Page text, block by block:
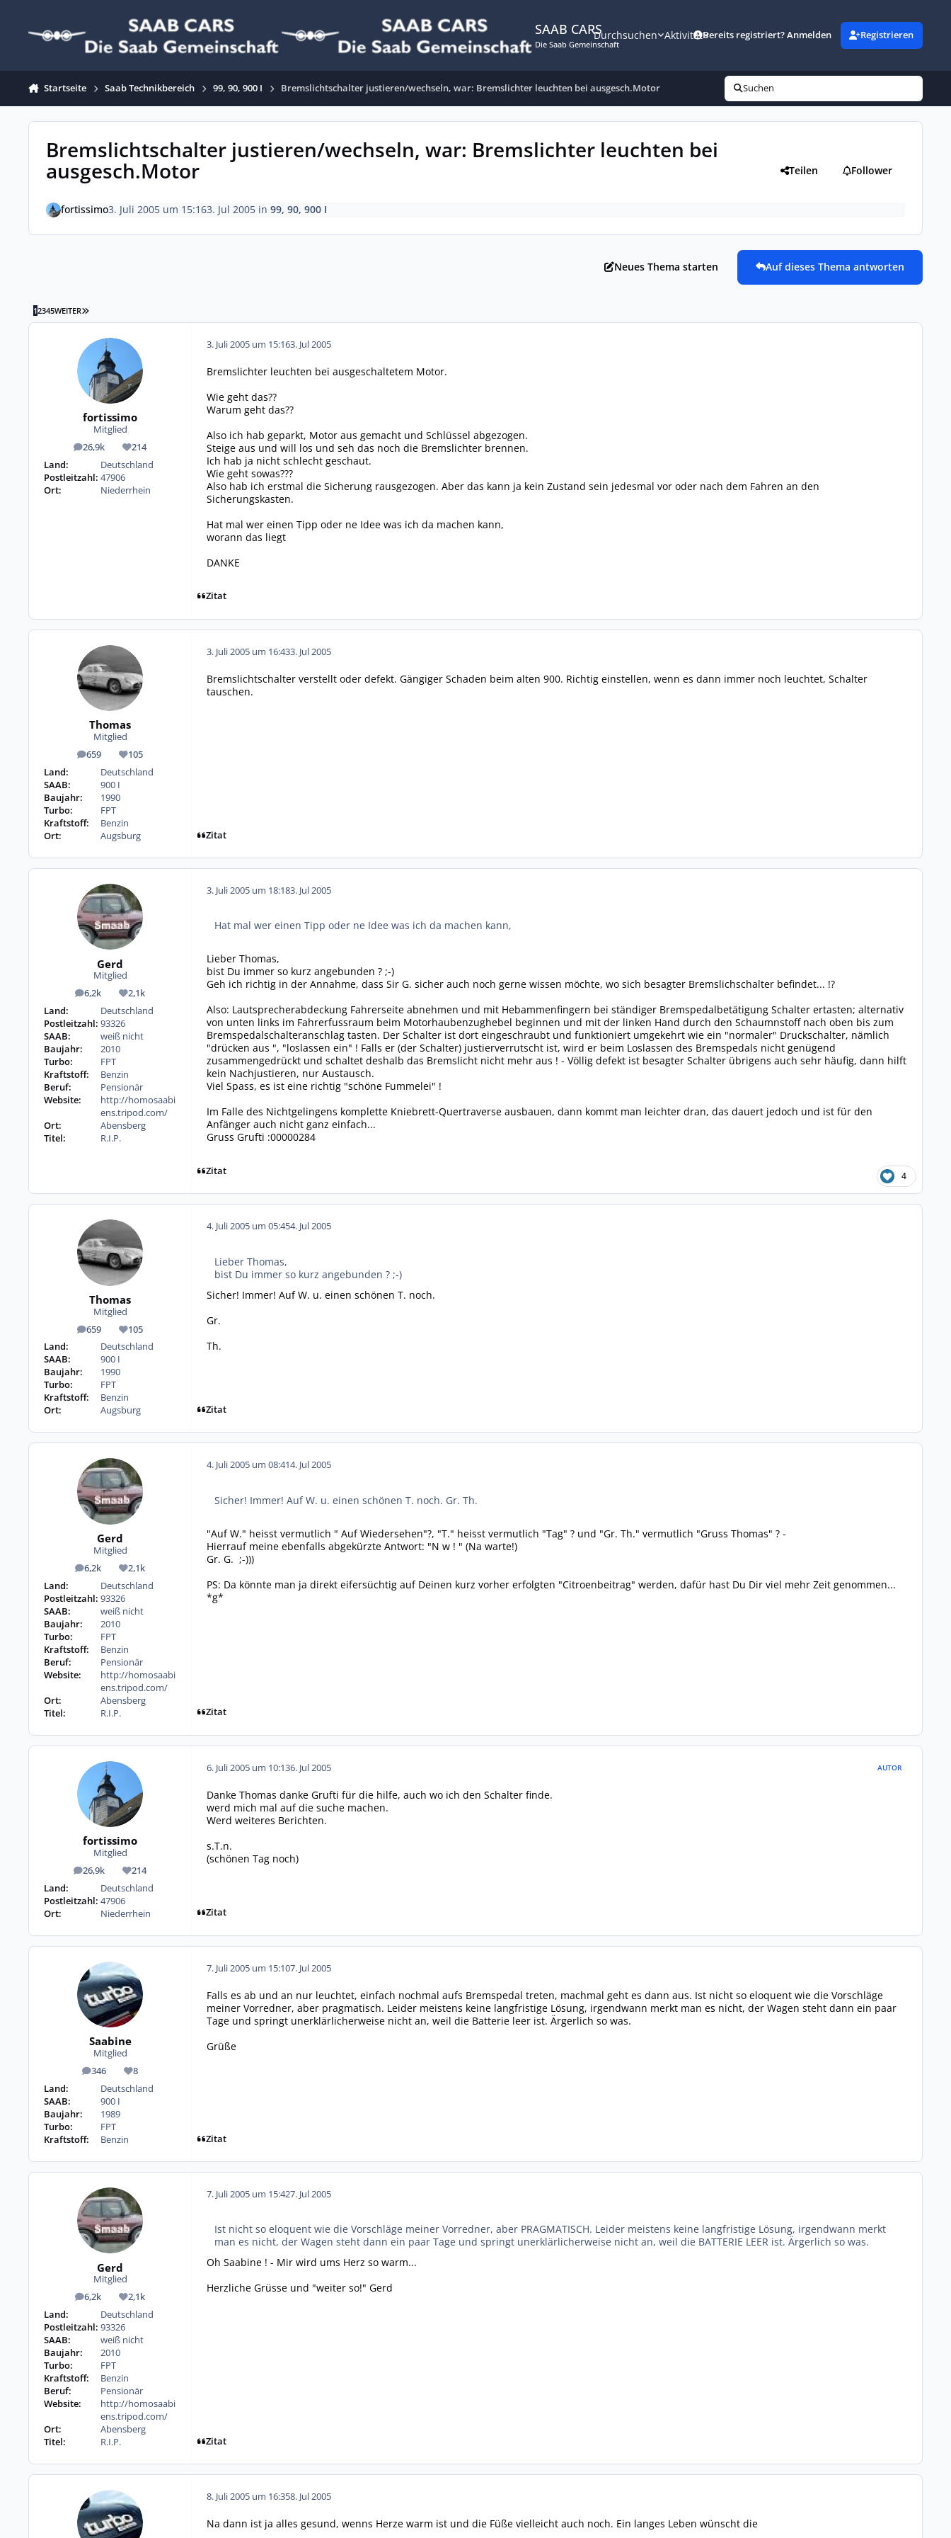
SAAB CARS
Die Saab Gemeinschaft
Durchsuchen AktivitätBereits registriert? Anmelden Registrieren
Startseite Saab Technikbereich 99, 90, 900 I Bremslichtschalter justieren/wechseln, war: Bremslichter leuchten bei ausgesch.Motor Suchen
Bremslichtschalter justieren/wechseln, war: Bremslichter leuchten bei
ausgesch.Motor Teilen Follower
fortissimo3. Juli 2005 um 15:163. Jul 2005in 99, 90, 900 I
Neues Thema starten Auf dieses Thema antworten
12345WEITER LETZTE SEITE
fortissimo
Mitglied
26,9k
Beiträge 214
Reputation
Land:
Deutschland
Postleitzahl: 47906
Ort:
Niederrhein
3. Juli 2005 um 15:163. Jul 2005
Bremslichter leuchten bei ausgeschaltetem Motor.
Wie geht das??
Warum geht das??
Also ich hab geparkt, Motor aus gemacht und Schlüssel abgezogen.
Steige aus und will los und seh das noch die Bremslichter brennen.
Ich hab ja nicht schlecht geschaut.
Wie geht sowas???
Also hab ich erstmal die Sicherung rausgezogen. Aber das kann ja kein Zustand sein jedesmal vor oder nach dem Fahren an den
Sicherungskasten.
Hat mal wer einen Tipp oder ne Idee was ich da machen kann,
worann das liegt
DANKE
Zitat
Thomas
Mitglied
659
Beiträge 105
Reputation
Land:
Deutschland
SAAB:
900 I
Baujahr:
1990
Turbo:
FPT
Kraftstoff:
Benzin
Ort:
Augsburg
3. Juli 2005 um 16:433. Jul 2005
Bremslichtschalter verstellt oder defekt. Gängiger Schaden beim alten 900. Richtig einstellen, wenn es dann immer noch leuchtet, Schalter
tauschen.
Zitat
Gerd
Mitglied
6,2k
Beiträge 2,1k
Reputation
Land:
Deutschland
Postleitzahl: 93326
SAAB:
weiß nicht
Baujahr:
2010
Turbo:
FPT
Kraftstoff:
Benzin
Beruf:
Pensionär
Website:
http://homosaabi
ens.tripod.com/
Ort:
Abensberg
Titel:
R.I.P.
3. Juli 2005 um 18:183. Jul 2005
Hat mal wer einen Tipp oder ne Idee was ich da machen kann,
Lieber Thomas,
bist Du immer so kurz angebunden ? ;-)
Geh ich richtig in der Annahme, dass Sir G. sicher auch noch gerne wissen möchte, wo sich besagter Bremslichschalter befindet... !?
Also: Lautsprecherabdeckung Fahrerseite abnehmen und mit Hebammenfingern bei ständiger Bremspedalbetätigung Schalter ertasten; alternativ
von unten links im Fahrerfussraum beim Motorhaubenzughebel beginnen und mit der linken Hand durch den Schaumnstoff nach oben bis zum
Bremspedalschalteranschlag tasten. Der Schalter ist dort eingeschraubt und funktioniert umgekehrt wie ein "normaler" Druckschalter, nämlich
"drücken aus ", "loslassen ein" ! Falls er (der Schalter) justierverrutscht ist, wird er beim Loslassen des Bremspedals nicht genügend
zusammengedrückt und schaltet deshalb das Bremslicht nicht mehr aus ! - Völlig defekt ist besagter Schalter übrigens auch sehr häufig, dann hilft
kein Nachjustieren, nur Austausch.
Viel Spass, es ist eine richtig "schöne Fummelei" !
Im Falle des Nichtgelingens komplette Kniebrett-Quertraverse ausbauen, dann kommt man leichter dran, das dauert jedoch und ist für den
Anfänger auch nicht ganz einfach...
Gruss Grufti :00000284
Zitat 4
Thomas
Mitglied
659
Beiträge 105
Reputation
Land:
Deutschland
SAAB:
900 I
Baujahr:
1990
Turbo:
FPT
Kraftstoff:
Benzin
Ort:
Augsburg
4. Juli 2005 um 05:454. Jul 2005
Lieber Thomas,
bist Du immer so kurz angebunden ? ;-)
Sicher! Immer! Auf W. u. einen schönen T. noch.
Gr.
Th.
Zitat
Gerd
Mitglied
6,2k
Beiträge 2,1k
Reputation
Land:
Deutschland
Postleitzahl: 93326
SAAB:
weiß nicht
Baujahr:
2010
Turbo:
FPT
Kraftstoff:
Benzin
Beruf:
Pensionär
Website:
http://homosaabi
ens.tripod.com/
Ort:
Abensberg
Titel:
R.I.P.
4. Juli 2005 um 08:414. Jul 2005
Sicher! Immer! Auf W. u. einen schönen T. noch. Gr. Th.
"Auf W." heisst vermutlich " Auf Wiedersehen"?, "T." heisst vermutlich "Tag" ? und "Gr. Th." vermutlich "Gruss Thomas" ? -
Hierrauf meine ebenfalls abgekürzte Antwort: "N w ! " (Na warte!)
Gr. G. ;-)))
PS: Da könnte man ja direkt eifersüchtig auf Deinen kurz vorher erfolgten "Citroenbeitrag" werden, dafür hast Du Dir viel mehr Zeit genommen...
*g*
Zitat
fortissimo
Mitglied
26,9k
Beiträge 214
Reputation
Land:
Deutschland
Postleitzahl: 47906
Ort:
Niederrhein
6. Juli 2005 um 10:136. Jul 2005 AUTOR
Danke Thomas danke Grufti für die hilfe, auch wo ich den Schalter finde.
werd mich mal auf die suche machen.
Werd weiteres Berichten.
s.T.n.
(schönen Tag noch)
Zitat
Saabine
Mitglied
346
Beiträge 8
Reputation
Land:
Deutschland
SAAB:
900 I
Baujahr:
1989
Turbo:
FPT
Kraftstoff:
Benzin
7. Juli 2005 um 15:107. Jul 2005
Falls es ab und an nur leuchtet, einfach nochmal aufs Bremspedal treten, machmal geht es dann aus. Ist nicht so eloquent wie die Vorschläge
meiner Vorredner, aber pragmatisch. Leider meistens keine langfristige Lösung, irgendwann merkt man es nicht, der Wagen steht dann ein paar
Tage und springt unerklärlicherweise nicht an, weil die Batterie leer ist. Ärgerlich so was.
Grüße
Zitat
Gerd
Mitglied
6,2k
Beiträge 2,1k
Reputation
Land:
Deutschland
Postleitzahl: 93326
SAAB:
weiß nicht
Baujahr:
2010
Turbo:
FPT
Kraftstoff:
Benzin
Beruf:
Pensionär
Website:
http://homosaabi
ens.tripod.com/
Ort:
Abensberg
Titel:
R.I.P.
7. Juli 2005 um 15:427. Jul 2005
Ist nicht so eloquent wie die Vorschläge meiner Vorredner, aber PRAGMATISCH. Leider meistens keine langfristige Lösung, irgendwann merkt
man es nicht, der Wagen steht dann ein paar Tage und springt unerklärlicherweise nicht an, weil die BATTERIE LEER ist. Ärgerlich so was.
Oh Saabine ! - Mir wird ums Herz so warm...
Herzliche Grüsse und "weiter so!" Gerd
Zitat
8. Juli 2005 um 16:358. Jul 2005
Na dann ist ja alles gesund, wenns Herze warm ist und die Füße vielleicht auch noch. Ein langes Leben wünscht die